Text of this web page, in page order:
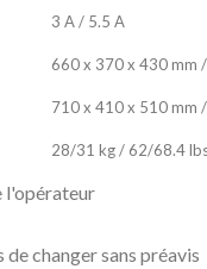
3 A / 5.5 A
660 x 370 x 430 mm
710 x 410 x 510 mm
28/31 kg / 62/68.4
l'opérateur
changer sans préavis